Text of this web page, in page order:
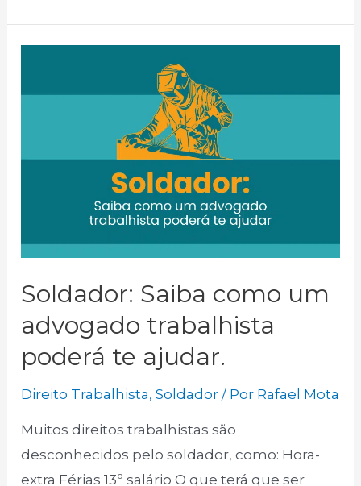
Soldador: Saiba como um
advogado trabalhista
poderá te ajudar.
Direito Trabalhista,Soldador / Por Rafael Mota
Muitos direitos trabalhistas são
desconhecidos pelo soldador, como: Hora-
extra Férias 13º salário O que terá que ser